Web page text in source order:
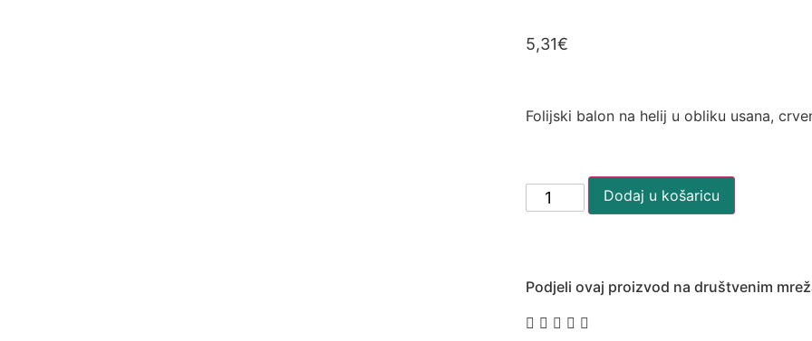
5,31€
Folijski balon na helij u obliku usana,
Dodaj u košaricu
Podjeli ovaj proizvod na društvenim